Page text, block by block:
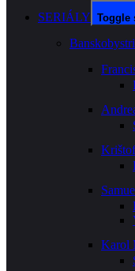
SERIÁLY Toggle
Karol